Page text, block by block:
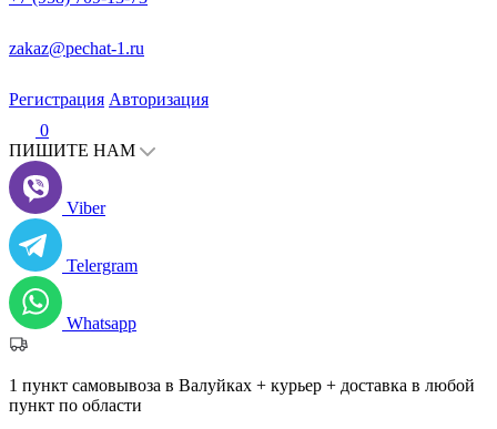
zakaz@pechat-1.ru
Регистрация Авторизация
0
ПИШИТЕ НАМ
Viber
Telergram
Whatsapp
1 пункт самовывоза в Валуйках + курьер + доставка в любой
пункт по области